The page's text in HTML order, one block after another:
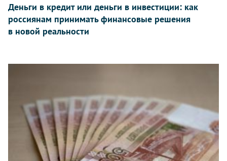
Деньги в кредит или деньги в инвестиции: как
россиянам принимать финансовые решения
в новой реальности